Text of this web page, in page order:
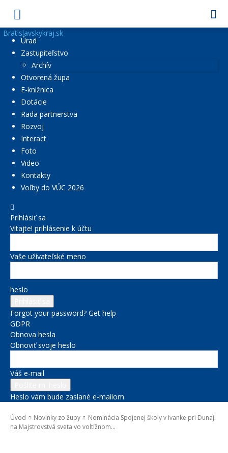
Bratislavskykraj.sk
Úrad
Zastupiteľstvo
Archív
Otvorená župa
E-knižnica
Dotácie
Rada partnerstva
Rozvoj
Interact
Foto
Video
Kontakty
Voľby do VÚC 2026
Prihlásiť sa
Vitajte! prihlásenie k účtu
Vaše užívateľské meno
heslo
Forgot your password? Get help
GDPR
Obnova hesla
Obnoviť svoje heslo
Váš e-mail
Heslo vám bude zaslané e-mailom
Úvod Novinky zo župy
Nominácia Spojenej školy v Ivanke pri Dunaji
na Majstrovstvá sveta vo voltížnom...